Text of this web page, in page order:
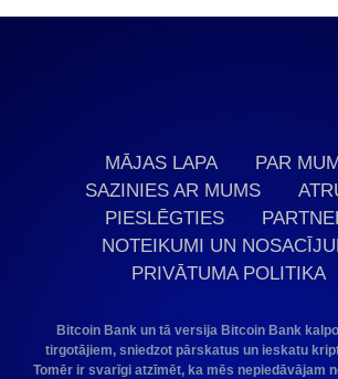
MĀJAS LAPA
PAR
SAZINIES AR MUMS
PIESLĒGTIES
NOTEIKUMI UN
PRIVĀTUMA POLITIKA
Bitcoin Bank un tā versija Bitcoin Bank
tirgotājiem, sniedzot pārskatus un ieskatu
Tomēr ir svarīgi atzīmēt, ka mēs nepiedāvājam